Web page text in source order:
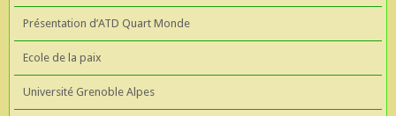
Présentation d’ATD Quart Monde
Ecole de la paix
Université Grenoble Alpes